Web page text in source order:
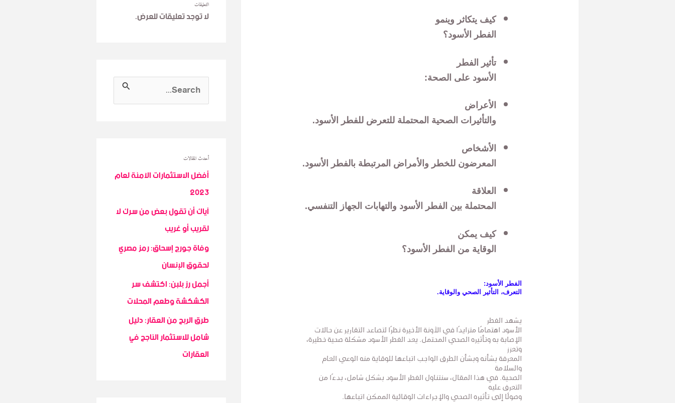
كيف يتكاثر وينمو
الفطر الأسود؟
تأثير الفطر
الأسود على الصحة:
الأعراض
والتأثيرات الصحية المحتملة للتعرض للفطر الأسود.
الأشخاص
المعرضون للخطر والأمراض المرتبطة بالفطر الأسود.
العلاقة
المحتملة بين الفطر الأسود والتهابات الجهاز التنفسي.
كيف يمكن
الوقاية من الفطر الأسود؟
الفطر الأسود:
التعرف، التأثير الصحي والوقاية.
يشهد الفطر
الأسود اهتمامًا متزايدًا في الآونة الأخيرة نظرًا لتصاعد التقارير عن حالات
الإصابة به وتأثيره الصحي المحتمل. يعد الفطر الأسود مشكلة صحية خطيرة،
وتعزز
المعرفة بشأنه وبشأن الطرق الواجب اتباعها للوقاية منه الوعي العام
والسلامة
الصحية. في هذا المقال، سنتناول الفطر الأسود بشكل شامل، بدءًا من
التعرف عليه
وصولًا إلى تأثيره الصحي والإجراءات الوقائية الممكن اتباعها.
التعليقات
لا توجد تعليقات للعرض.
e
c
h
f
o
r
:
أحدث المقالات
أفضل الاستثمارات الآمنة لعام
2023
آياك أن تقول بعض من سرك لا
لقريب أو غريب
وفاة جورج إسحاق: رمز مصري
لحقوق الإنسان
أجمل رز بلبن: اكتشف سر
الكشكشة وطعم المحلات
طرق الربح من العقار: دليل
شامل للاستثمار الناجح في
العقارات